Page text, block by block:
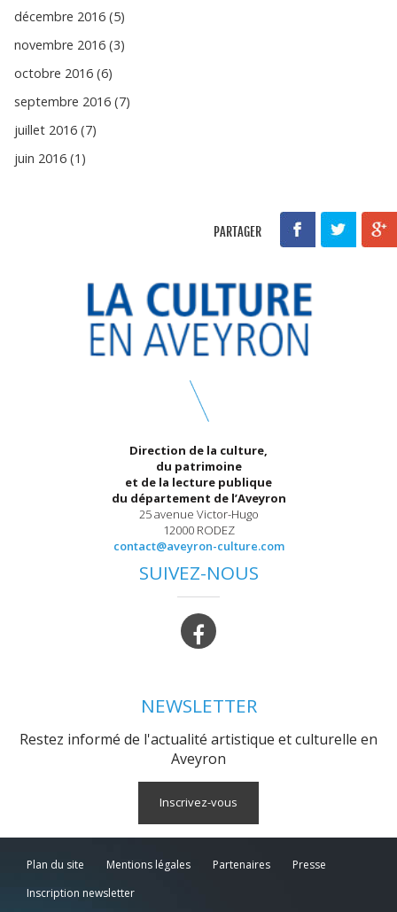
décembre 2016 (5)
novembre 2016 (3)
octobre 2016 (6)
septembre 2016 (7)
juillet 2016 (7)
juin 2016 (1)
PARTAGER
Direction de la culture,
du patrimoine
et de la lecture publique
du département de l’Aveyron
25 avenue Victor-Hugo
12000 RODEZ
contact@aveyron-culture.com
SUIVEZ-NOUS
NEWSLETTER
Restez informé de l'actualité artistique et culturelle en
Aveyron
Inscrivez-vous
Plan du site Mentions légales Partenaires
Presse
Inscription newsletter